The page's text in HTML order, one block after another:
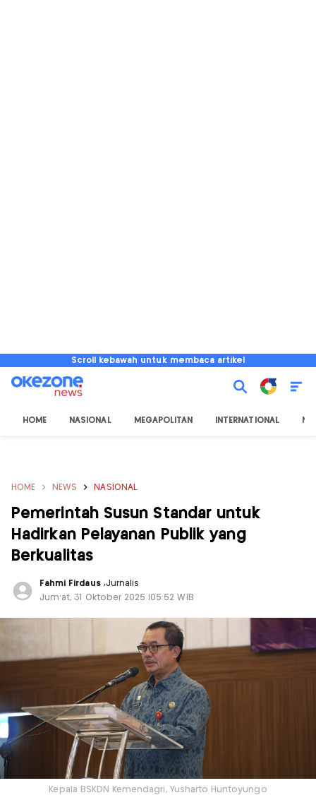
Scroll kebawah untuk membaca artikel
HOME NASIONAL MEGAPOLITAN INTERNATIONAL
HOME NEWS NASIONAL
Pemerintah Susun Standar untuk
Hadirkan Pelayanan Publik yang
Berkualitas
Fahmi Firdaus ,Jurnalis
Jum'at, 31 Oktober 2025 |05:52 WIB
Kepala BSKDN Kemendagri, Yusharto Huntoyungo